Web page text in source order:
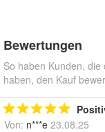
Bewertungen
So haben Kunden,
haben, den Kauf
Von: n***e 23.08.25